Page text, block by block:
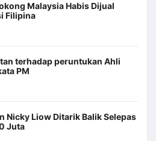
Malaysia Habis Dijual
Filipina
terhadap peruntukan Ahli
PM
Nicky Liow Ditarik Balik Selepas
Juta